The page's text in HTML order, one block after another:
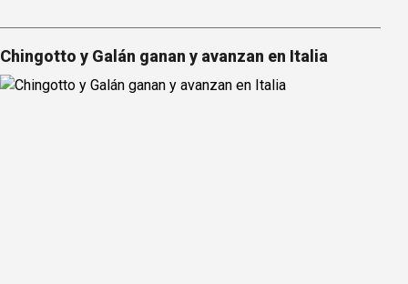
Chingotto y Galán ganan y avanzan en Italia